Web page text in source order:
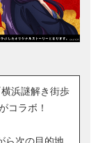
浜謎解き街歩
コラボ！
ら次の目的地